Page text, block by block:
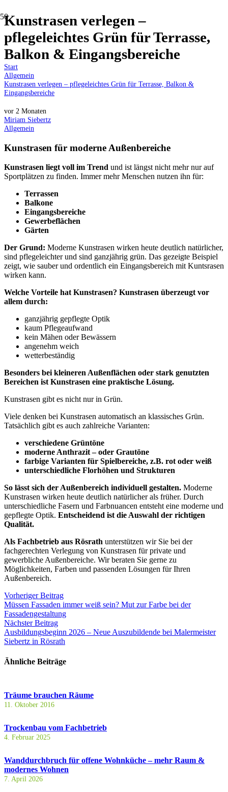
Kunstrasen verlegen –
pflegeleichtes Grün für Terrasse,
Balkon & Eingangsbereiche
Start
Allgemein
Kunstrasen verlegen – pflegeleichtes Grün für Terrasse, Balkon &
Eingangsbereiche
vor 2 Monaten
Miriam Siebertz
Allgemein
Kunstrasen für moderne Außenbereiche
Kunstrasen liegt voll im Trend und ist längst nicht mehr nur auf
Sportplätzen zu finden. Immer mehr Menschen nutzen ihn für:
Terrassen
Balkone
Eingangsbereiche
Gewerbeflächen
Gärten
Der Grund: Moderne Kunstrasen wirken heute deutlich natürlicher,
sind pflegeleichter und sind ganzjährig grün. Das gezeigte Beispiel
zeigt, wie sauber und ordentlich ein Eingangsbereich mit Kuntsrasen
wirken kann.
Welche Vorteile hat Kunstrasen? Kunstrasen überzeugt vor
allem durch:
ganzjährig gepflegte Optik
kaum Pflegeaufwand
kein Mähen oder Bewässern
angenehm weich
wetterbeständig
Besonders bei kleineren Außenflächen oder stark genutzten
Bereichen ist Kunstrasen eine praktische Lösung.
Kunstrasen gibt es nicht nur in Grün.
Viele denken bei Kunstrasen automatisch an klassisches Grün.
Tatsächlich gibt es auch zahlreiche Varianten:
verschiedene Grüntöne
moderne Anthrazit – oder Grautöne
farbige Varianten für Spielbereiche, z.B. rot oder weiß
unterschiedliche Florhöhen und Strukturen
So lässt sich der Außenbereich individuell gestalten. Moderne
Kunstrasen wirken heute deutlich natürlicher als früher. Durch
unterschiedliche Fasern und Farbnuancen entsteht eine moderne und
gepflegte Optik. Entscheidend ist die Auswahl der richtigen
Qualität.
Als Fachbetrieb aus Rösrath unterstützen wir Sie bei der
fachgerechten Verlegung von Kunstrasen für private und
gewerbliche Außenbereiche. Wir beraten Sie gerne zu
Möglichkeiten, Farben und passenden Lösungen für Ihren
Außenbereich.
Vorheriger Beitrag
Müssen Fassaden immer weiß sein? Mut zur Farbe bei der
Fassadengestaltung
Nächster Beitrag
Ausbildungsbeginn 2026 – Neue Auszubildende bei Malermeister
Siebertz in Rösrath
Ähnliche Beiträge
Träume brauchen Räume
11. Oktober 2016
Trockenbau vom Fachbetrieb
4. Februar 2025
Wanddurchbruch für offene Wohnküche – mehr Raum &
modernes Wohnen
7. April 2026